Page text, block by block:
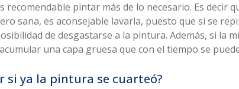
recomendable pintar más de lo necesario. Es decir
sana, es aconsejable lavarla, puesto que si se
de desgastarse a la pintura. Además, si la
una capa gruesa que con el tiempo se
si ya la pintura se cuarteó?